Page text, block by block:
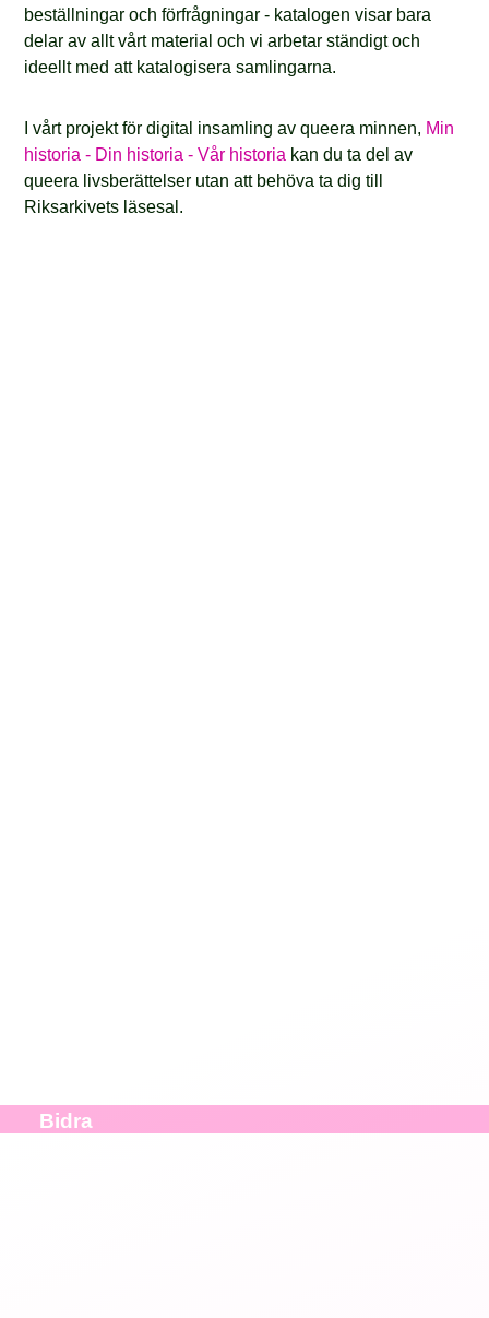
beställningar och förfrågningar - katalogen visar bara
delar av allt vårt material och vi arbetar ständigt och
ideellt med att katalogisera samlingarna.
I vårt projekt för digital insamling av queera minnen, Min
historia - Din historia - Vår historia kan du ta del av
queera livsberättelser utan att behöva ta dig till
Riksarkivets läsesal.
Bidra